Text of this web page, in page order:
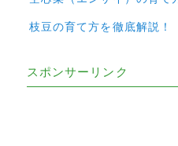
枝豆の育て方を徹底解説！
スポンサーリンク